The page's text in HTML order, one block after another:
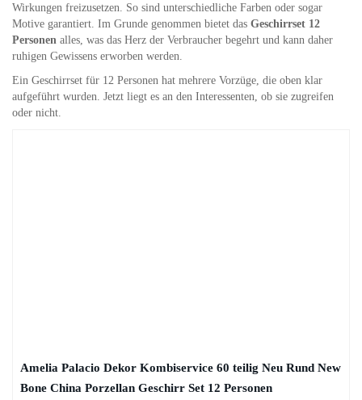
Wirkungen freizusetzen. So sind unterschiedliche Farben oder sogar
Motive garantiert. Im Grunde genommen bietet das Geschirrset 12
Personen alles, was das Herz der Verbraucher begehrt und kann daher
ruhigen Gewissens erworben werden.
Ein Geschirrset für 12 Personen hat mehrere Vorzüge, die oben klar
aufgeführt wurden. Jetzt liegt es an den Interessenten, ob sie zugreifen
oder nicht.
Amelia Palacio Dekor Kombiservice 60 teilig Neu Rund New
Bone China Porzellan Geschirr Set 12 Personen